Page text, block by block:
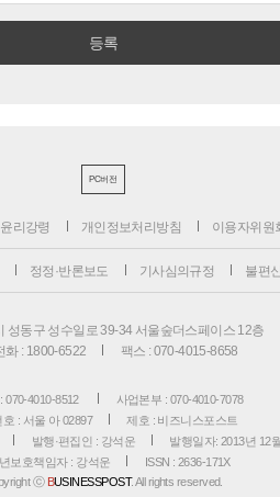
PC버전
윤리강령 개인정보처리방침 이용자위원
정정·반론보도 기사심의규정 불편
성동구 성수일로 39-34 서울숲더스페이스 12층
화 : 1800-6522
팩스 : 070-4015-8658
070-4010-8512
사업본부 : 070-4010-7078
: 서울 아 02897
제호 : 비즈니스포스트
발행·편집인 : 강석운
발행일자: 2013년 12
보호책임자 : 강석운
ISSN : 2636-171X
ⓒ BUSINESSPOST. All rights reserved.